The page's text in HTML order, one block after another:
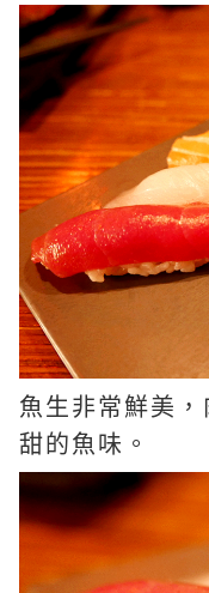
魚生非常鮮美
甜的魚味。